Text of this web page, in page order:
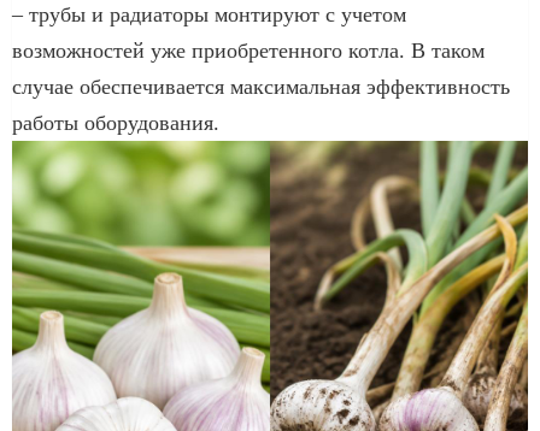
– трубы и радиаторы монтируют с учетом
возможностей уже приобретенного котла. В таком
случае обеспечивается максимальная эффективность
работы оборудования.